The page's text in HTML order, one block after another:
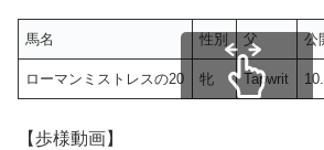
馬名 性別 父 公
ローマンミストレスの20 牝 Tapwrit
【歩様動画】